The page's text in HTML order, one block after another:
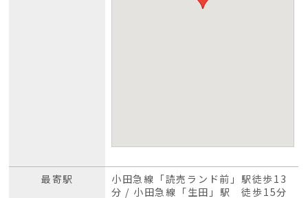
最寄駅
小田急線「読売ランド前」駅徒歩13
分 / 小田急線「生田」駅 徒歩15分